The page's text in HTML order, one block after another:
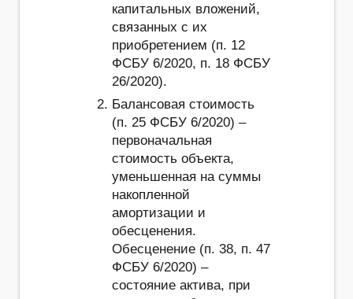
капитальных вложений,
связанных с их
приобретением (п. 12
ФСБУ 6/2020, п. 18 ФСБУ
26/2020).
Балансовая стоимость
(п. 25 ФСБУ 6/2020) –
первоначальная
стоимость объекта,
уменьшенная на суммы
накопленной
амортизации и
обесценения.
Обесценение (п. 38, п. 47
ФСБУ 6/2020) –
состояние актива, при